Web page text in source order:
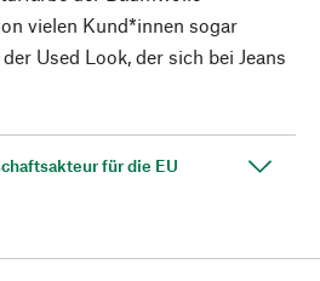
vielen Kund*innen sogar
Used Look, der sich bei Jeans
für die EU